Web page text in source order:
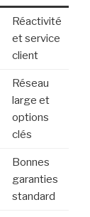
Réactivité
et service
client
Réseau
large et
options
clés
Bonnes
garanties
standard